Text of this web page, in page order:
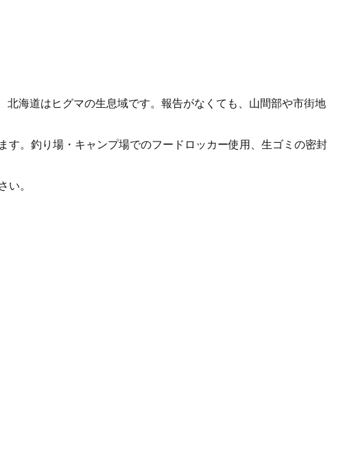
北海道はヒグマの生息域です。報告がなくても、山間部や市街地
。釣り場・キャンプ場でのフードロッカー使用、生ゴミの密封
。